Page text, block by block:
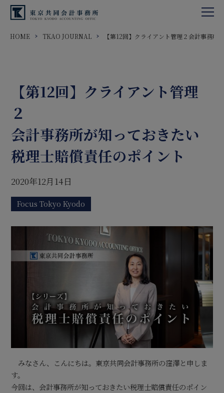
HOME TKAO JOURNAL 【第12回】クライアント管理２会計事務
【第12回】クライアント管理
２
会計事務所が知っておきたい
税理士賠償責任のポイント
2020年12月14日
Focus Tokyo Kyodo
みなさん、こんにちは。東京共同会計事務所の窪澤と申しま
す。
今回は、会計事務所が知っておきたい税理士賠償責任のポイン